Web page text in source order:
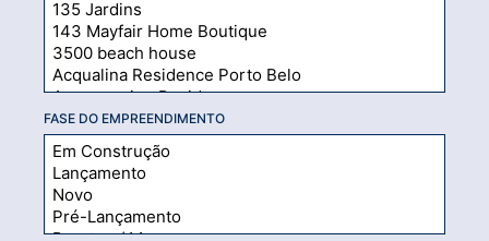
FASE DO EMPREENDIMENTO